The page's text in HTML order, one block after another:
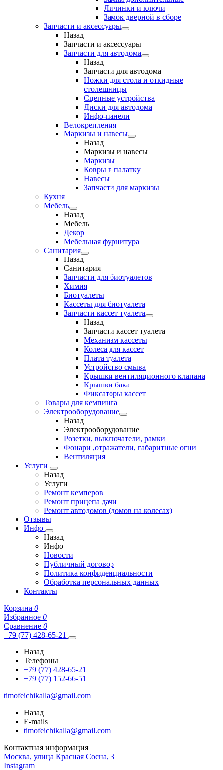
Личинки и ключи
Замок дверной в сборе
Запчасти и аксессуары
Назад
Запчасти и аксессуары
Запчасти для автодома
Назад
Запчасти для автодома
Ножки для стола и откидные
столешницы
Сцепные устройства
Диски для автодома
Инфо-панели
Велокрепления
Маркизы и навесы
Назад
Маркизы и навесы
Маркизы
Ковры в палатку
Навесы
Запчасти для маркизы
Кухня
Мебель
Назад
Мебель
Декор
Мебельная фурнитура
Санитария
Назад
Санитария
Запчасти для биотуалетов
Химия
Биотуалеты
Кассеты для биотуалета
Запчасти кассет туалета
Назад
Запчасти кассет туалета
Механизм кассеты
Колеса для кассет
Плата туалета
Устройство смыва
Крышки вентиляционного клапана
Крышки бака
Фиксаторы кассет
Товары для кемпинга
Электрооборудование
Назад
Электрооборудование
Розетки, выключатели, рамки
Фонари ,отражатели, габаритные огни
Вентиляция
Услуги
Назад
Услуги
Ремонт кемперов
Ремонт прицепа дачи
Ремонт автодомов (домов на колесах)
Отзывы
Инфо
Назад
Инфо
Новости
Публичный договор
Политика конфиденциальности
Обработка персональных данных
Контакты
Корзина 0
Избранное 0
Сравнение 0
+79 (77) 428-65-21
Назад
Телефоны
+79 (77) 428-65-21
+79 (77) 152-66-51
timofeichikalla@gmail.com
Назад
E-mails
timofeichikalla@gmail.com
Контактная информация
Москва, улица Красная Сосна, 3
Instagram